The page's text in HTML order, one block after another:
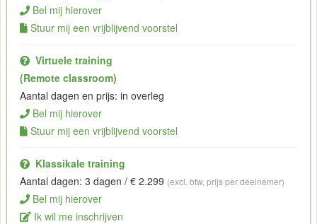
Bel mij hierover
Stuur mij een vrijblijvend voorstel
Virtuele training
(Remote classroom)
Aantal dagen en prijs: in overleg
Bel mij hierover
Stuur mij een vrijblijvend voorstel
Klassikale training
Aantal dagen: 3 dagen / € 2.299 (excl. btw, prijs per deelnemer)
Bel mij hierover
Ik wil me inschrijven